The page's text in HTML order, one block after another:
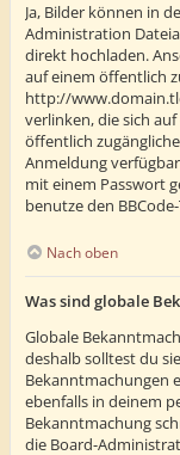
Ja, Bilder können in
Administration
direkt hochladen.
auf einem öffentlich
http://
verlinken, die sich
öffentlich
Anmeldung
mit einem Passwort
benutze den BBCode-
Nach oben
Was sind globale
Globale
deshalb solltest du
Bekanntmachungen
ebenfalls in deinem
Bekanntmachung
die Board-